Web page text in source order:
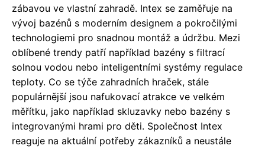
zábavou ve vlastní zahradě. Intex se zaměřuje na
vývoj bazénů s moderním designem a pokročilými
technologiemi pro snadnou montáž a údržbu. Mezi
oblíbené trendy patří například bazény s filtrací
solnou vodou nebo inteligentními systémy regulace
teploty. Co se týče zahradních hraček, stále
populárnější jsou nafukovací atrakce ve velkém
měřítku, jako například skluzavky nebo bazény s
integrovanými hrami pro děti. Společnost Intex
reaguje na aktuální potřeby zákazníků a neustále